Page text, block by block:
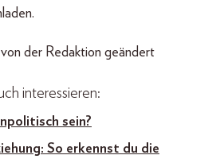
der Redaktion geändert
interessieren:
sein?
So erkennst du die